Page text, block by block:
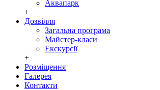
Аквапарк
+
Дозвілля
Загальна програма
Майстер-класи
Екскурсії
+
Розміщення
Галерея
Контакти